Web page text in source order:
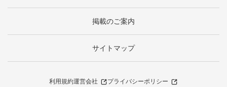
掲載のご案内
サイトマップ
利用規約運営会社
プライバシーポリシー